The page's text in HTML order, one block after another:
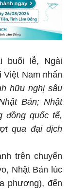
buổi lễ, Ngài
Việt Nam nhấn
hữu nghị sâu
Bản; Nhật
đồng quốc tế,
qua đại dịch
trên chuyến
Nhật Bản lúc
phương), đến